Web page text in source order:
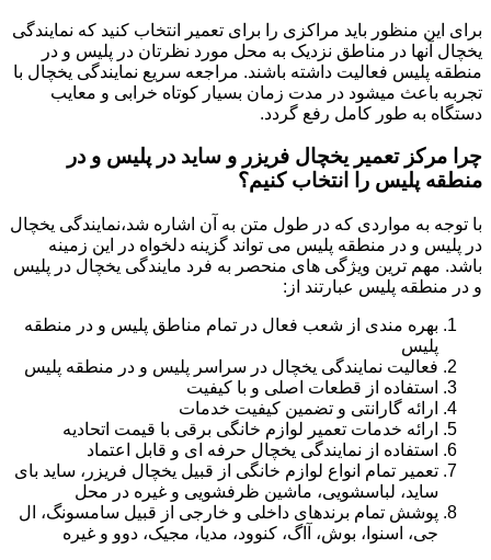
برای این منظور باید مراکزی را برای تعمیر انتخاب کنید که نمایندگی
یخچال آنها در مناطق نزدیک به محل مورد نظرتان در پلیس و در
منطقه پلیس فعالیت داشته باشند. مراجعه سریع نمایندگی یخچال با
تجربه باعث میشود در مدت زمان بسیار کوتاه خرابی و معایب
دستگاه به طور کامل رفع گردد.
چرا مرکز تعمیر یخچال فریزر و ساید در پلیس و در
منطقه پلیس را انتخاب کنیم؟
با توجه به مواردی که در طول متن به آن اشاره شد،نمایندگی یخچال
در پلیس و در منطقه پلیس می تواند گزینه دلخواه در این زمینه
باشد. مهم ترین ویژگی های منحصر به فرد مایندگی یخچال در پلیس
و در منطقه پلیس عبارتند از:
بهره مندی از شعب فعال در تمام مناطق پلیس و در منطقه
پلیس
فعالیت نمایندگی یخچال در سراسر پلیس و در منطقه پلیس
استفاده از قطعات اصلی و با کیفیت
ارائه گارانتی و تضمین کیفیت خدمات
ارائه خدمات تعمیر لوازم خانگی برقی با قیمت اتحادیه
استفاده از نمایندگی یخچال حرفه ای و قابل اعتماد
تعمیر تمام انواع لوازم خانگی از قبیل یخچال فریزر، ساید بای
ساید، لباسشویی، ماشین ظرفشویی و غیره در محل
پوشش تمام برندهای داخلی و خارجی از قبیل سامسونگ، ال
جی، اسنوا، بوش، آاگ، کنوود، مدیا، مجیک، دوو و غیره